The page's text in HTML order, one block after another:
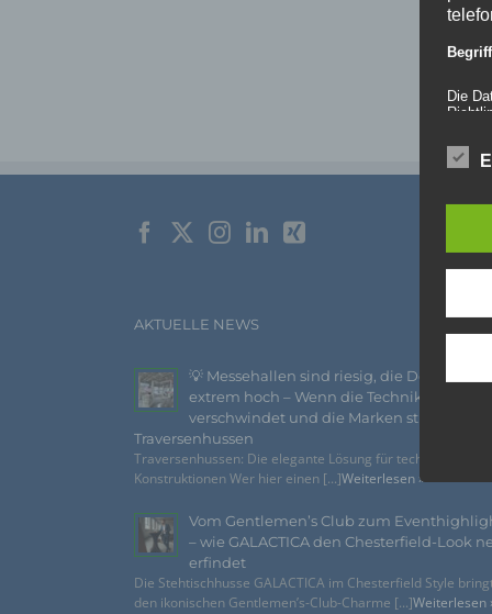
AKTUELLE NEWS
💡 Messehallen sind riesig, die Decken
extrem hoch – Wenn die Technik
verschwindet und die Marken strahlen –
Traversenhussen
Traversenhussen: Die elegante Lösung für technische
Konstruktionen Wer hier einen [...]Weiterlesen »
Vom Gentlemen’s Club zum
– wie GALACTICA den Chesterfield-Look
erfindet
Die Stehtischhusse GALACTICA im Chesterfield Style
den ikonischen Gentlemen’s-Club-Charme [...]Weiterlesen
Die
auch
dies